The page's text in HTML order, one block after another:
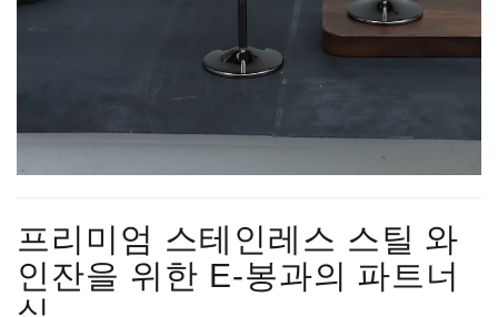
프리미엄 스테인레스 스틸 와
인잔을 위한 E-봉과의 파트너